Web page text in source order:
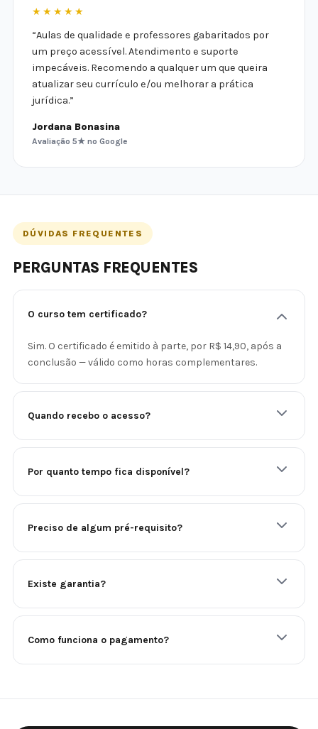
★★★★★
“Aulas de qualidade e professores gabaritados por
um preço acessível. Atendimento e suporte
impecáveis. Recomendo a qualquer um que queira
atualizar seu currículo e/ou melhorar a prática
jurídica.”
Jordana Bonasina
Avaliação 5★ no Google
DÚVIDAS FREQUENTES
PERGUNTAS FREQUENTES
O curso tem certificado?
Sim. O certificado é emitido à parte, por R$ 14,90, após a
conclusão — válido como horas complementares.
Quando recebo o acesso?
Por quanto tempo fica disponível?
Preciso de algum pré-requisito?
Existe garantia?
Como funciona o pagamento?